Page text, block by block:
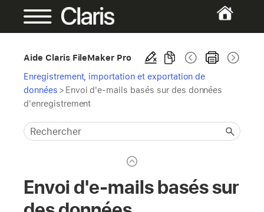
Aide Claris FileMaker Pro
Enregistrement, importation et exportation de
données > Envoi d'e-mails basés sur des données
d'enregistrement
Envoi d'e-mails basés sur